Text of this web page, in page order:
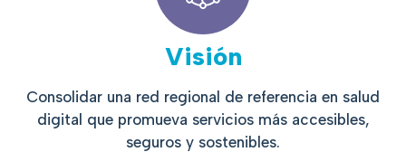
Visión
Consolidar una red regional de referencia en salud
digital que promueva servicios más accesibles,
seguros y sostenibles.